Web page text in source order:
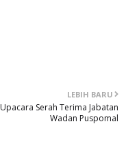
LEBIH BARU
Upacara Serah Terima Jabatan
Wadan Puspomal